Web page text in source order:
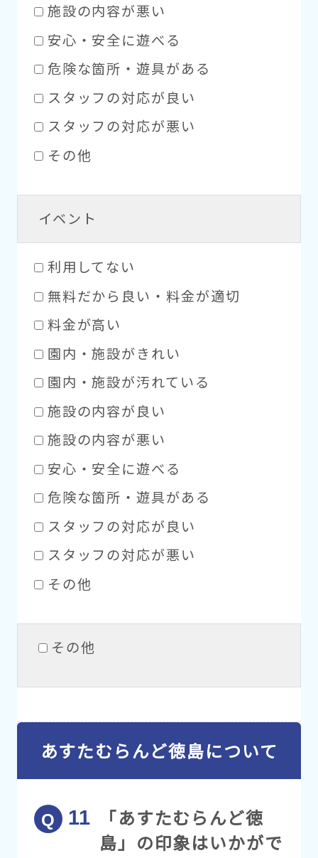
施設の内容が悪い
安心・安全に遊べる
危険な箇所・遊具がある
スタッフの対応が良い
スタッフの対応が悪い
その他
イベント
利用してない
無料だから良い・料金が適切
料金が高い
園内・施設がきれい
園内・施設が汚れている
施設の内容が良い
施設の内容が悪い
安心・安全に遊べる
危険な箇所・遊具がある
スタッフの対応が良い
スタッフの対応が悪い
その他
その他
あすたむらんど徳島について
「あすたむらんど徳
島」の印象はいかがで